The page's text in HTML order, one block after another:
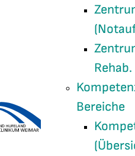
Bereiche